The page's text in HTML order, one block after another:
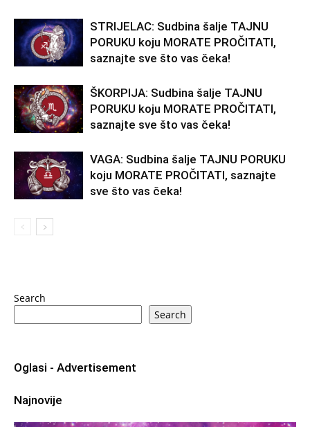
STRIJELAC: Sudbina šalje TAJNU
PORUKU koju MORATE PROČITATI,
saznajte sve što vas čeka!
ŠKORPIJA: Sudbina šalje TAJNU
PORUKU koju MORATE PROČITATI,
saznajte sve što vas čeka!
VAGA: Sudbina šalje TAJNU PORUKU
koju MORATE PROČITATI, saznajte
sve što vas čeka!
Search
Search
Oglasi - Advertisement
Najnovije